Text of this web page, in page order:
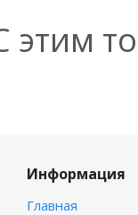
этим
Информация
Главная